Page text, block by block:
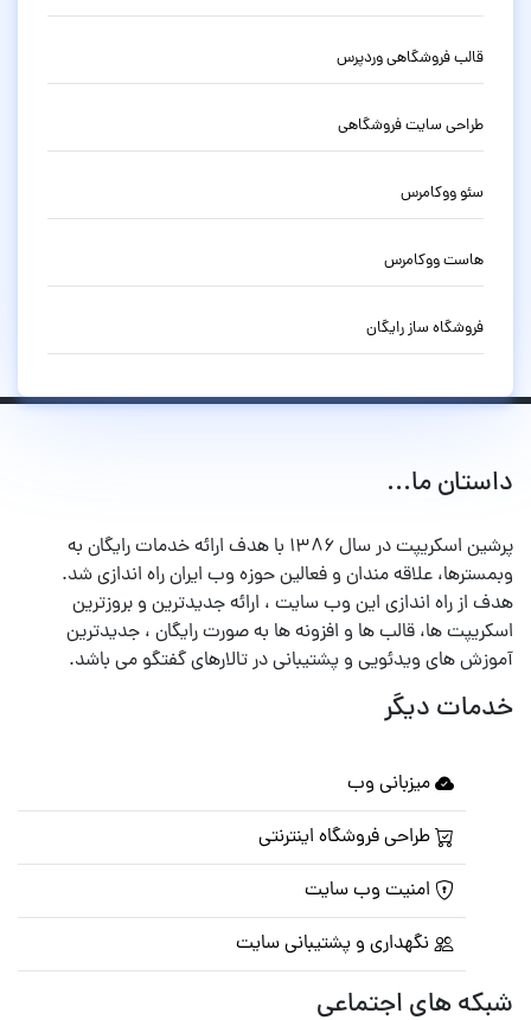
قالب فروشگاهی وردپرس
طراحی سایت فروشگاهی
سئو ووکامرس
هاست ووکامرس
فروشگاه ساز رایگان
داستان ما...
پرشین اسکریپت در سال ۱۳۸۶ با هدف ارائه خدمات رایگان به
وبمسترها، علاقه مندان و فعالین حوزه وب ایران راه اندازی شد.
هدف از راه اندازی این وب سایت ، ارائه جدیدترین و بروزترین
اسکریپت ها، قالب ها و افزونه ها به صورت رایگان ، جدیدترین
آموزش های ویدئویی و پشتیبانی در تالارهای گفتگو می باشد.
خدمات دیگر
میزبانی وب
طراحی فروشگاه اینترنتی
امنیت وب سایت
نگهداری و پشتیبانی سایت
شبکه های اجتماعی